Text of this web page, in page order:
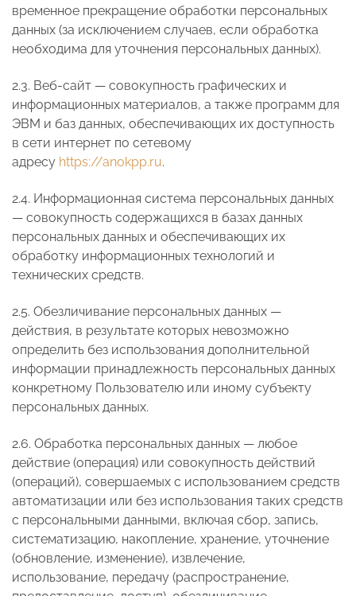
временное прекращение обработки персональных
данных (за исключением случаев, если обработка
необходима для уточнения персональных данных).
2.3. Веб-сайт — совокупность графических и
информационных материалов, а также программ для
ЭВМ и баз данных, обеспечивающих их доступность
в сети интернет по сетевому
адресу https://anokpp.ru.
2.4. Информационная система персональных данных
— совокупность содержащихся в базах данных
персональных данных и обеспечивающих их
обработку информационных технологий и
технических средств.
2.5. Обезличивание персональных данных —
действия, в результате которых невозможно
определить без использования дополнительной
информации принадлежность персональных данных
конкретному Пользователю или иному субъекту
персональных данных.
2.6. Обработка персональных данных — любое
действие (операция) или совокупность действий
(операций), совершаемых с использованием средств
автоматизации или без использования таких средств
с персональными данными, включая сбор, запись,
систематизацию, накопление, хранение, уточнение
(обновление, изменение), извлечение,
использование, передачу (распространение,